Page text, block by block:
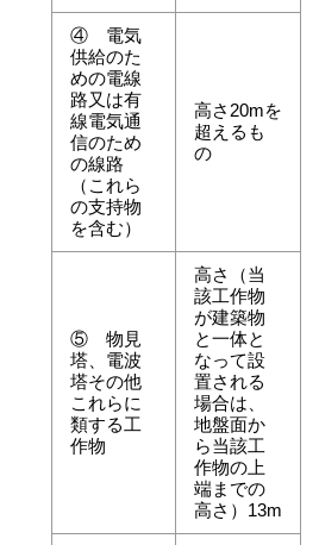
④ 電気
供給のた
めの電線
路又は有
線電気通
信のため
の線路
（これら
の支持物
を含む）
高さ20mを
超えるも
の
⑤ 物見
塔、電波
塔その他
これらに
類する工
作物
高さ（当
該工作物
が建築物
と一体と
なって設
置される
場合は、
地盤面か
ら当該工
作物の上
端までの
高さ）13m